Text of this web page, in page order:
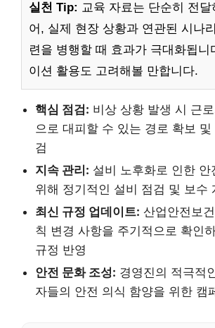
실천 Tip: 교육 자료는 단순히 전달
어, 실제 현장 상황과 연관된 시나
련을 병행할 때 효과가 극대화됩니
이션 활용도 고려해볼 만합니다.
핵심 점검: 비상 상황 발생 시 근
으로 대피할 수 있는 경로 확보 및
검
지속 관리: 설비 노후화로 인한 안
위해 정기적인 설비 점검 및 보수
최신 규정 업데이트: 산업안전보
칙 변경 사항을 주기적으로 확인
규정 반영
안전 문화 조성: 경영진의 적극적
자들의 안전 의식 함양을 위한 캠